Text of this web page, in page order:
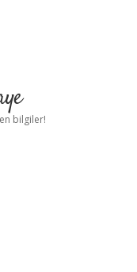
bilgiler!